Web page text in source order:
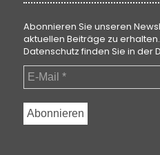
Abonnieren Sie unseren
aktuellen Beiträge zu
Datenschutz finden Sie in der